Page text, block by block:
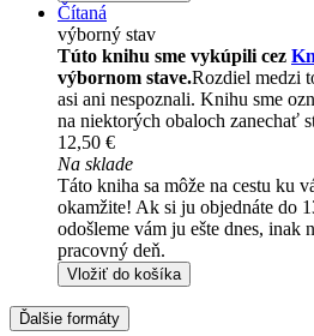
Čítaná
výborný stav
Túto knihu sme vykúpili cez
výbornom stave.Rozdiel medzi
asi ani nespoznali. Knihu sme
na niektorých obaloch zanechať
12,50 €
Na sklade
Táto kniha sa môže na cestu ku
okamžite! Ak si ju objednáte do
odošleme vám ju ešte dnes, inak
pracovný deň.
Vložiť do košíka
Ďalšie formáty